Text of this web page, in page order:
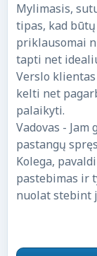
Mylimasis,
tipas, kad
priklausomai
tapti net
Verslo
kelti net
palaikyti.
Vadovas -
pastangų
Kolega,
pastebimas ir
nuolat stebint